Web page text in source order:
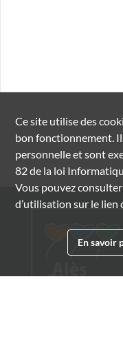
Ce site utilise des
bon fonctionnement.
personnelle et sont
82 de la loi
Vous pouvez
d’utilisation sur le lien
En savoir